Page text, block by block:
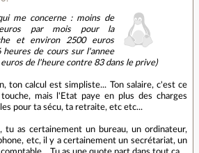
me concerne : moins de
par mois pour la
et environ 2500 euros
heures de cours sur l'annee
de l'heure contre 83 dans le prive)
ton calcul est simpliste... Ton salaire, c'est ce
mais l'Etat paye en plus des charges
pour ta sécu, ta retraite, etc etc...
tu as certainement un bureau, un ordinateur,
etc, il y a certainement un secrétariat, un
Tu as une quote part dans tout ça.